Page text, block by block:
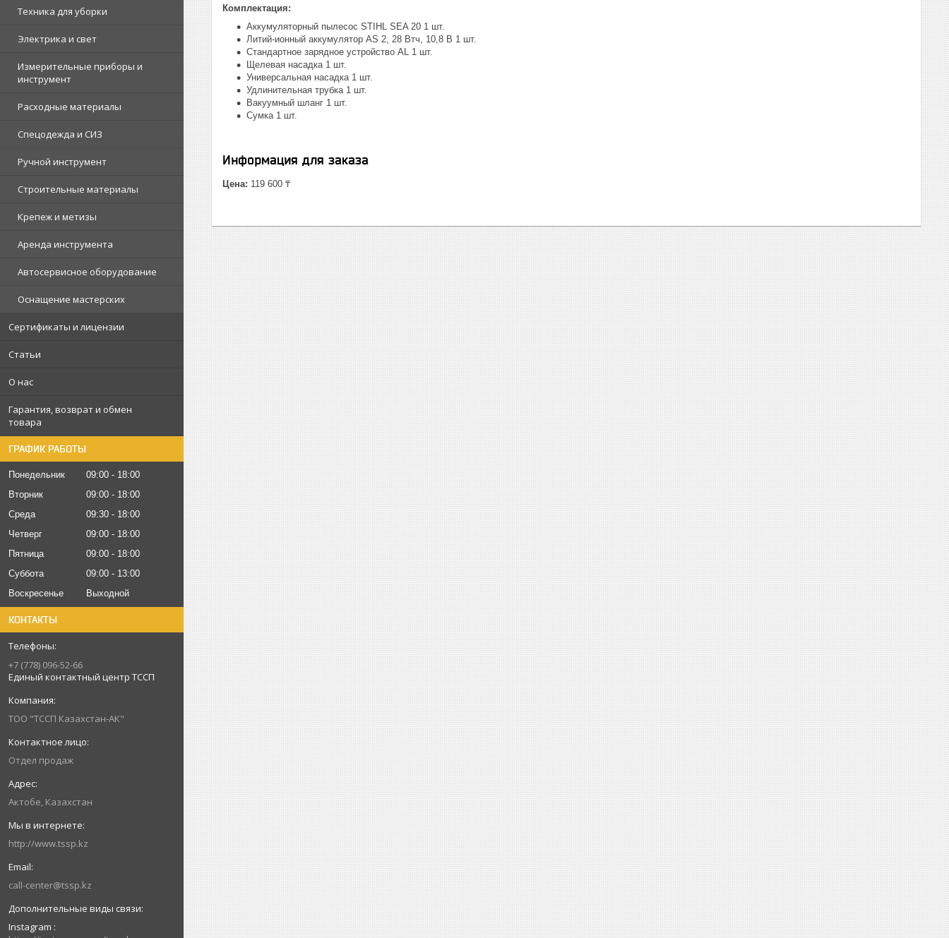
Техника для уборки
Электрика и свет
Измерительные приборы и
инструмент
Расходные материалы
Спецодежда и СИЗ
Ручной инструмент
Строительные материалы
Крепеж и метизы
Аренда инструмента
Автосервисное оборудование
Оснащение мастерских
Сертификаты и лицензии
Статьи
О нас
Гарантия, возврат и обмен
товара
ГРАФИК РАБОТЫ
Понедельник 09:00
18:00
Вторник
09:00
18:00
Среда
09:30
18:00
Четверг
09:00
18:00
Пятница
09:00
18:00
Суббота
09:00
13:00
Воскресенье
Выходной
КОНТАКТЫ
+7 (778) 096-52-66
Единый контактный центр ТССП
ТОО "ТССП Казахстан-АК"
Отдел продаж
Актобе, Казахстан
http://www.tssp.kz
call-center@tssp.kz
Instagram
Комплектация:
Аккумуляторный пылесос STIHL SEA 20 1 шт.
Литий-ионный аккумулятор AS 2, 28 Втч, 10,8 В 1 шт.
Стандартное зарядное устройство AL 1 шт.
Щелевая насадка 1 шт.
Универсальная насадка 1 шт.
Удлинительная трубка 1 шт.
Вакуумный шланг 1 шт.
Сумка 1 шт.
Информация для заказа
Цена: 119 600 ₸